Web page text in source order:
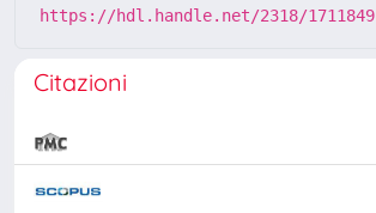
https://hdl.handle.net/2318/1711849
Citazioni